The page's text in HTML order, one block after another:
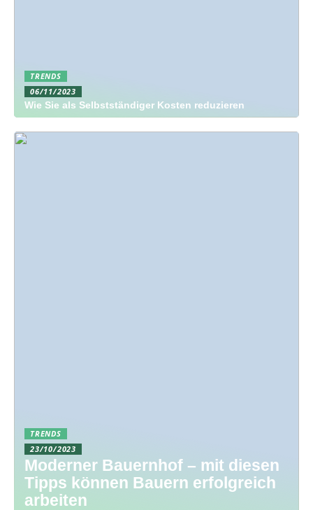
TRENDS
06/11/2023
Wie Sie als Selbstständiger Kosten reduzieren
TRENDS
23/10/2023
Moderner Bauernhof – mit diesen
Tipps können Bauern erfolgreich
arbeiten